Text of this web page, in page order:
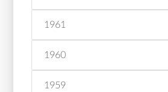
1961
1960
1959